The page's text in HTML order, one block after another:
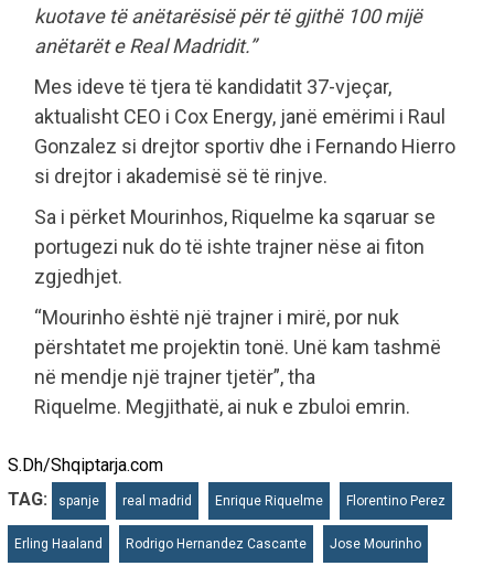
kuotave të anëtarësisë për të gjithë 100 mijë
anëtarët e Real Madridit.”
Mes ideve të tjera të kandidatit 37-vjeçar,
aktualisht CEO i Cox Energy, janë emërimi i Raul
Gonzalez si drejtor sportiv dhe i Fernando Hierro
si drejtor i akademisë së të rinjve.
Sa i përket Mourinhos, Riquelme ka sqaruar se
portugezi nuk do të ishte trajner nëse ai fiton
zgjedhjet.
“Mourinho është një trajner i mirë, por nuk
përshtatet me projektin tonë. Unë kam tashmë
në mendje një trajner tjetër”, tha
Riquelme. Megjithatë, ai nuk e zbuloi emrin.
S.Dh/Shqiptarja.com
TAG:
spanje real madrid Enrique Riquelme Florentino Perez
Erling Haaland Rodrigo Hernandez Cascante Jose Mourinho